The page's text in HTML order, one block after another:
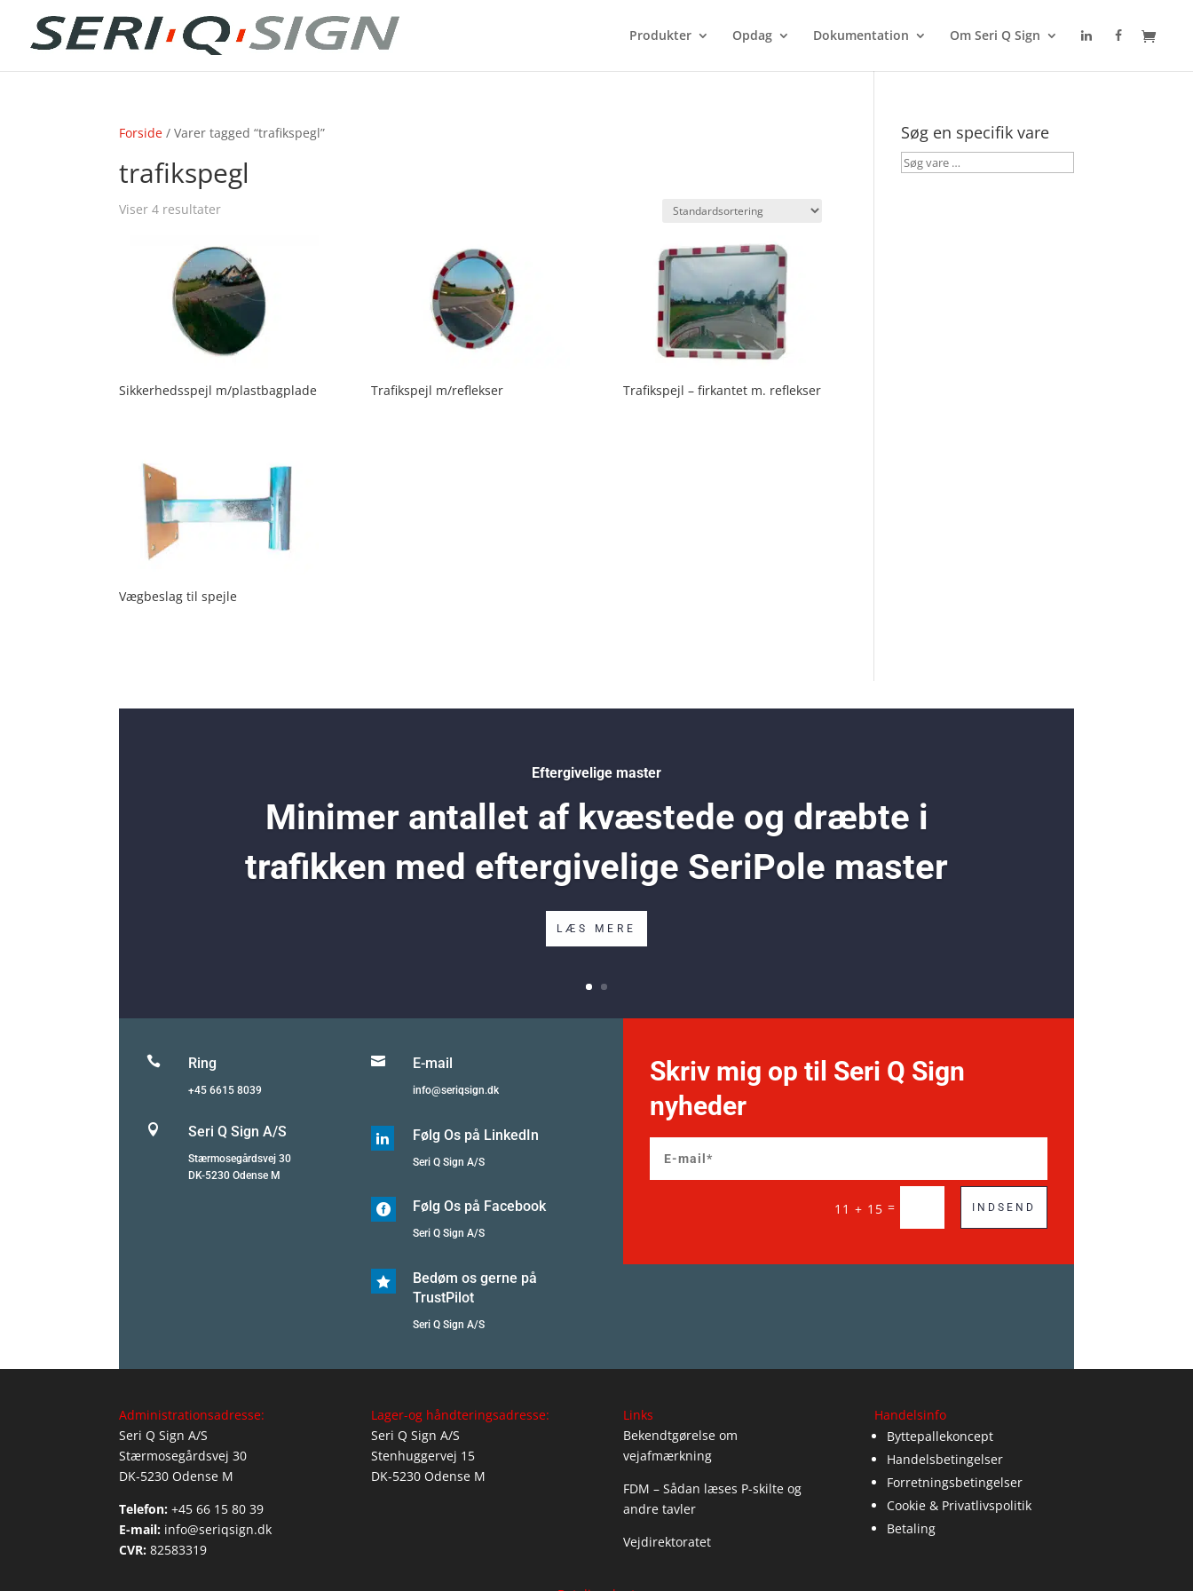
Produkter Opdag Dokumentation Om Seri Q Sign
Forside / Varer tagged “trafikspegl”
trafikspegl
Viser 4 resultater
Sikkerhedsspejl m/plastbagplade Trafikspejl m/reflekser Trafikspejl – firkantet m. reflekser
Vægbeslag til spejle
Søg en specifik vare
Søg
Eftergivelige master
Minimer antallet af kvæstede og dræbte i
trafikken med eftergivelige SeriPole master
LÆS MERE
 Ring
+45 6615 8039
 Seri Q Sign A/S
Stærmosegårdsvej 30
DK-5230 Odense M
 E-mail
info@seriqsign.dk
 Følg Os på LinkedIn
Seri Q Sign A/S
 Følg Os på Facebook
Seri Q Sign A/S

Bedøm os gerne på
TrustPilot
Seri Q Sign A/S
Skriv mig op til Seri Q Sign
nyheder
11 + 15 = INDSEND
Administrationsadresse:
Seri Q Sign A/S
Stærmosegårdsvej 30
DK-5230 Odense M
Telefon: +45 66 15 80 39
E-mail: info@seriqsign.dk
CVR: 82583319
Lager-og håndteringsadresse:
Seri Q Sign A/S
Stenhuggervej 15
DK-5230 Odense M
Links
Bekendtgørelse om
vejafmærkning
FDM – Sådan læses P-skilte og
andre tavler
Vejdirektoratet
Handelsinfo
Byttepallekoncept
Handelsbetingelser
Forretningsbetingelser
Cookie & Privatlivspolitik
Betaling